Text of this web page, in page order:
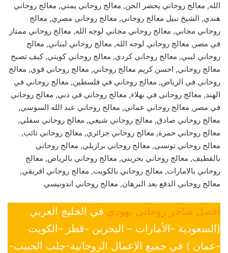
الله, معالج روحاني يحضر الجن, معالج روحاني يمني, معالج روحاني
هندي, الشيخ نبيل معالج روحاني, معالج روحاني مصري, معالج
روحاني مجاني, معالج روحاني مجاني لوجه الله, معالج روحاني ممتاز
في مصر, معالج روحاني لوجه الله, معالج روحاني لبناني, معالج
روحاني ليبي, معالج روحاني كردي, معالج روحاني كويتي, كيف تصبح
معالج روحاني, احسن كريم معالج روحاني, معالج روحاني قوي, معالج
روحاني في الرياض, معالج روحاني في فلسطين, معالج روحاني في
الهند, معالج روحاني في بهلاء, معالج روحاني في دبي, معالج روحاني
في مصر, معالج روحاني عماني, معالج روحاني عبد الله السوسي,
معالج روحاني صادق, معالج روحاني شيعي, معالج روحاني سفلي,
معالج روحاني حمزة, معالج روحاني جزائري, معالج روحاني تائب,
معالج روحاني تونسي, معالج روحاني برازيلي, معالج روحاني
بالقطيف, معالج روحاني بحريني, معالج روحاني بالرياض, معالج
روحاني بالامارات, معالج روحاني بالكويت, معالج روحاني افريقي,
معالج روحاني الدفع بعد البرهان, معالج روحاني اندونيسي
افضل ساحر روحاني يهودي في الخليج العربي
(السعودية -الأمارات – البحرين -قطر -الكويت
-عمان ) في جميع الإعمال الروحانية-جلب الحبيب-